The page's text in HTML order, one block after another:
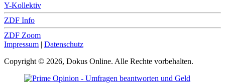
Y-Kollektiv
ZDF Info
ZDF Zoom
Impressum | Datenschutz
Copyright © 2026, Dokus Online. Alle Rechte vorbehalten.